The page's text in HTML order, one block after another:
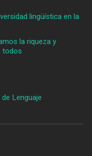
lingüística en la
la riqueza y
todos
Lenguaje